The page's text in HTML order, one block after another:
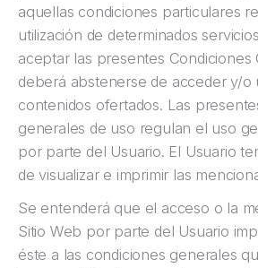
aquellas condiciones particulares
utilización de determinados
aceptar las presentes Condiciones
deberá abstenerse de acceder y/o
contenidos ofertados. Las
generales de uso regulan el uso
por parte del Usuario. El Usuario
de visualizar e imprimir las
Se entenderá que el acceso o la
Sitio Web por parte del Usuario
éste a las condiciones generales